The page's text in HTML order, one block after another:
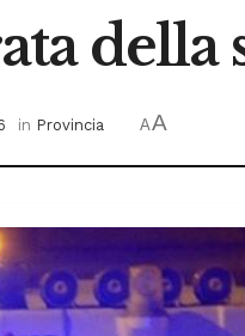
della
in Provincia AA